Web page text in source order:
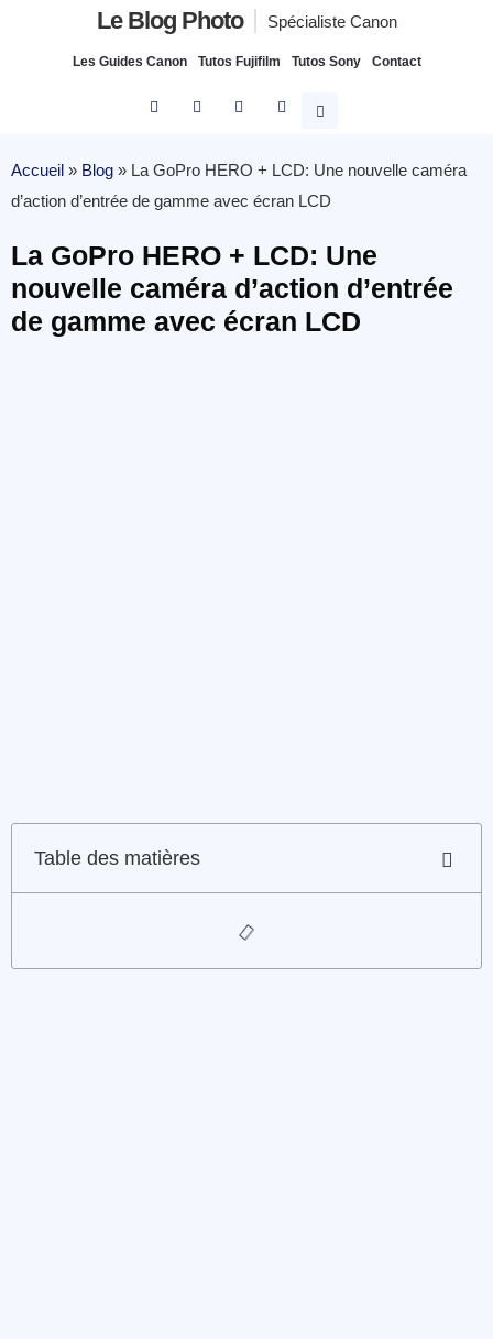
Le Blog Photo Spécialiste Canon
Les Guides Canon Tutos Fujifilm Tutos Sony Contact
Accueil » Blog » La GoPro HERO + LCD: Une nouvelle caméra
d’action d’entrée de gamme avec écran LCD
La GoPro HERO + LCD: Une
nouvelle caméra d’action d’entrée
de gamme avec écran LCD
Table des matières